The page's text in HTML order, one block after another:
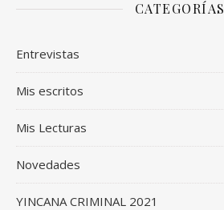
CATEGORÍAS
Entrevistas
Mis escritos
Mis Lecturas
Novedades
YINCANA CRIMINAL 2021